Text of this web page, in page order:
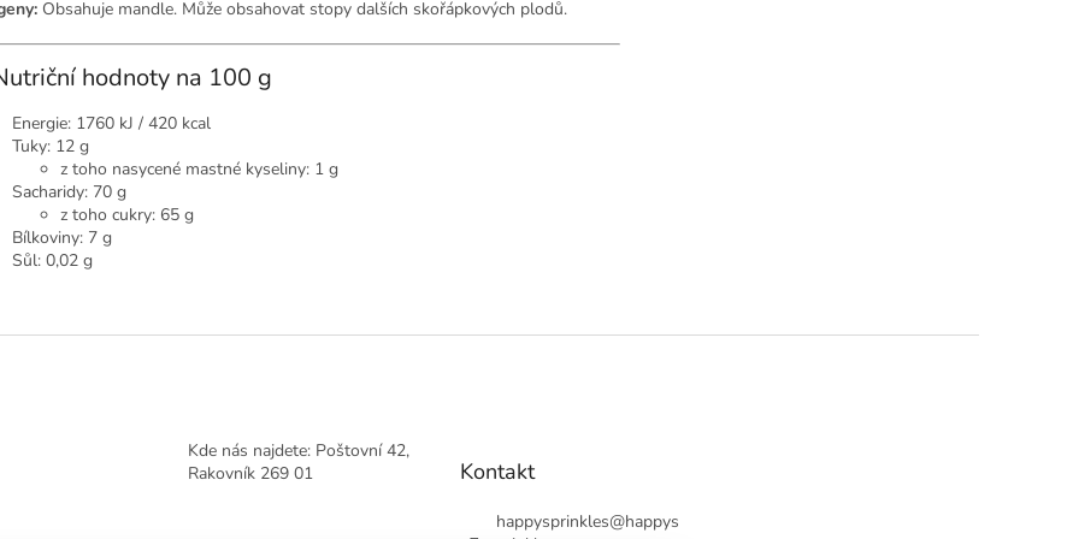
Obsahuje mandle. Může obsahovat stopy dalších skořápkových plodů.
hodnoty na 100 g
Energie: 1760 kJ / 420 kcal
Tuky: 12 g
z toho nasycené mastné kyseliny: 1 g
Sacharidy: 70 g
z toho cukry: 65 g
Bílkoviny: 7 g
Sůl: 0,02 g
Kde nás najdete: Poštovní 42,
Rakovník 269 01
Kontakt
happysprinkles@happys